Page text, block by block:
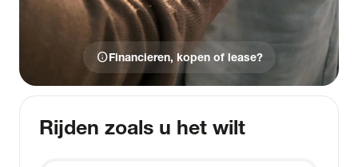
infoFinancieren, kopen of lease?
Rijden zoals u het wilt